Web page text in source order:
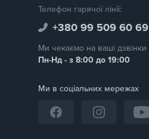
Телефон гарячої лінії:
+380 99 509 60 69
Ми чекаємо на ваші дзвінки
Пн-Нд - з 8:00 до 19:00
Ми в соціальних мережах